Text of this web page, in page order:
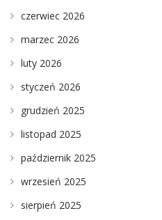
czerwiec 2026
marzec 2026
luty 2026
styczeń 2026
grudzień 2025
listopad 2025
październik 2025
wrzesień 2025
sierpień 2025